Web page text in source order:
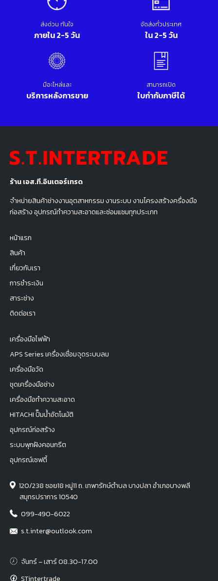
ร้าน เอส.ที.อินเตอร์เทรด
จำหน่ายสินค้าช่างงานอุตสาหกรรม งานระบบ งานโครงสร้างครื่องมือ
ก่อสร้าง อุปกรณ์ทำความสะอาดและซ่อมแซมทุกประเภท
หน้าแรก
สินค้า
เกี่ยวกับเรา
การชำระเงิน
สาระช่าง
ติดต่อเรา
เครื่องมือไฟฟ้า
APS Series เครื่องเชื่อมจุดระบบลม
เครื่องมือวัด
ชุดเครื่องมือช่าง
เครื่องมือทำความสะอาด
HITACHI ปั๊มน้ำอัตโนมัติ
อุปกรณ์ก่อสร้าง
ระบบพุกฝังคอนกรีต
อุปกรณ์เซฟตี้
120/238 ซอย18 หมู่11 ถ. เทพารักษ์ตำบล บางปลา อำเภอบางพลี
สมุทรปราการ 10540
099-490-6022
s.t.inter@outlook.com
จันทร์ – เสาร์ 08.30-17.00
STintertrade
ส่งด่วน ทันใจ
ภายใน 2-5 วัน
จัดส่งทั่วประเทศ
ใน 2-5 วัน
มีอะไหล่และ
บริการหลังการขาย
สามารถเปิด
ใบกำกับภาษีได้